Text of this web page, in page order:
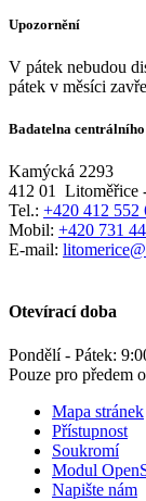
Upozornění
V pátek nebudou
pátek v měsíci
Badatelna
Kamýcká 2293
412 01
Litoměřice
Tel.: +420 412 552
Mobil: +420 731
E-mail:
Otevírací doba
Pondělí - Pátek:
Pouze pro předem
Mapa stránek
Přístupnost
Soukromí
Modul
Napište nám